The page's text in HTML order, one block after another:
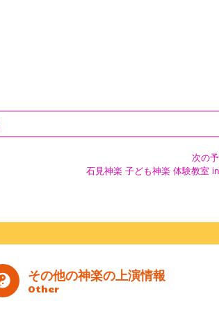
次の
石見神楽 子ども神楽 体験教室
その他の神楽の上演情報
Other